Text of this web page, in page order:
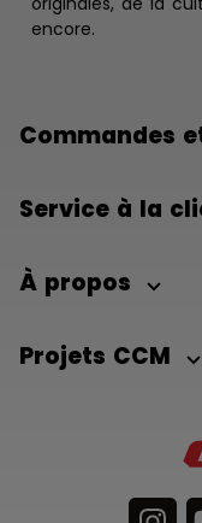
encore.
Commandes
Service à la
À propos
Projets CCM